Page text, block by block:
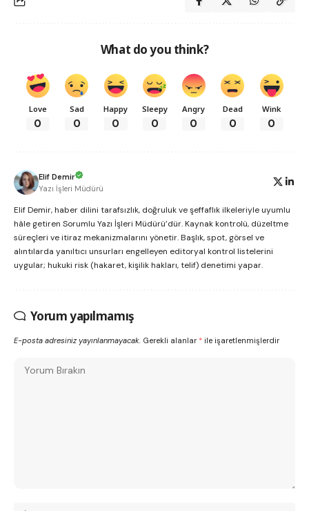
What do you think?
Love
0
Sad
0
Happy
0
Sleepy
0
Angry
0
Dead
0
Wink
0
Elif Demir
Yazı İşleri Müdürü
Elif Demir, haber dilini tarafsızlık, doğruluk ve şeffaflık ilkeleriyle uyumlu
hâle getiren Sorumlu Yazı İşleri Müdürü’dür. Kaynak kontrolü, düzeltme
süreçleri ve itiraz mekanizmalarını yönetir. Başlık, spot, görsel ve
alıntılarda yanıltıcı unsurları engelleyen editoryal kontrol listelerini
uygular; hukuki risk (hakaret, kişilik hakları, telif) denetimi yapar.
Yorum yapılmamış
E-posta adresiniz yayınlanmayacak. Gerekli alanlar * ile işaretlenmişlerdir